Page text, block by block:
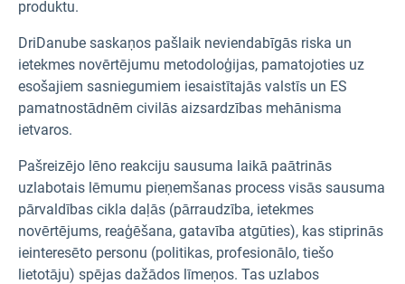
produktu.
DriDanube saskaņos pašlaik neviendabīgās riska un
ietekmes novērtējumu metodoloģijas, pamatojoties uz
esošajiem sasniegumiem iesaistītajās valstīs un ES
pamatnostādnēm civilās aizsardzības mehānisma
ietvaros.
Pašreizējo lēno reakciju sausuma laikā paātrinās
uzlabotais lēmumu pieņemšanas process visās sausuma
pārvaldības cikla daļās (pārraudzība, ietekmes
novērtējums, reaģēšana, gatavība atgūties), kas stiprinās
ieinteresēto personu (politikas, profesionālo, tiešo
lietotāju) spējas dažādos līmeņos. Tas uzlabos